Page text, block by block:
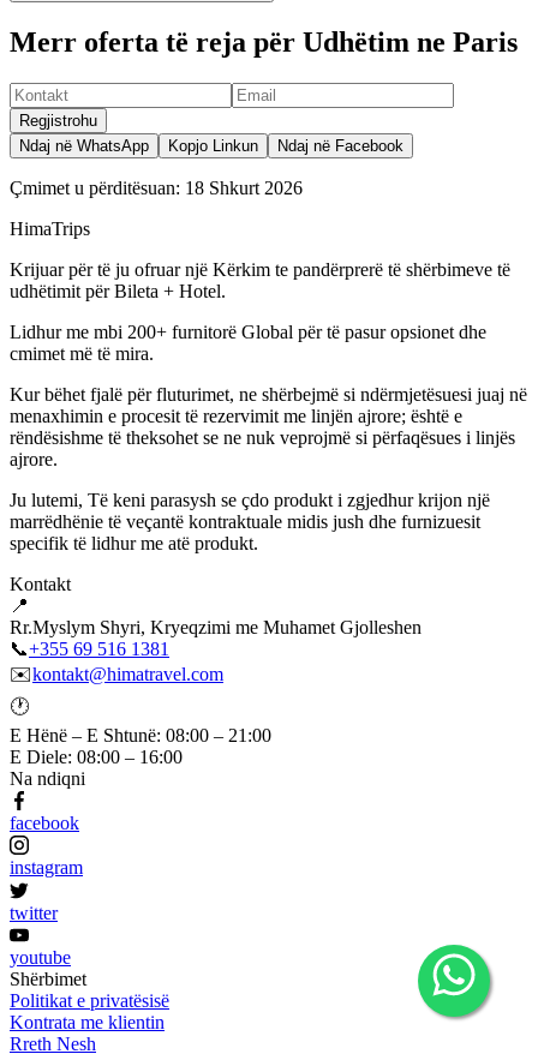
Merr oferta të reja për Udhëtim ne Paris
Regjistrohu
Ndaj në WhatsApp
Kopjo Linkun Ndaj në Facebook
Çmimet u përditësuan: 18 Shkurt 2026
HimaTrips
Krijuar për të ju ofruar një Kërkim te pandërprerë të shërbimeve të
udhëtimit për Bileta + Hotel.
Lidhur me mbi 200+ furnitorë Global për të pasur opsionet dhe
cmimet më të mira.
Kur bëhet fjalë për fluturimet, ne shërbejmë si ndërmjetësuesi juaj në
menaxhimin e procesit të rezervimit me linjën ajrore; është e
rëndësishme të theksohet se ne nuk veprojmë si përfaqësues i linjës
ajrore.
Ju lutemi, Të keni parasysh se çdo produkt i zgjedhur krijon një
marrëdhënie të veçantë kontraktuale midis jush dhe furnizuesit
specifik të lidhur me atë produkt.
Kontakt
📍
Rr.Myslym Shyri, Kryeqzimi me Muhamet Gjolleshen
📞+355 69 516 1381
✉️kontakt@himatravel.com
🕐
E Hënë – E Shtunë: 08:00 – 21:00
E Diele: 08:00 – 16:00
Na ndiqni
facebook
instagram
twitter
youtube
Shërbimet
Politikat e privatësisë
Kontrata me klientin
Rreth Nesh